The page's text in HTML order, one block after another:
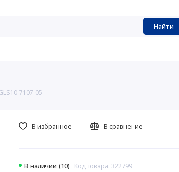
Найти
7107-05
В наличии (10) Код товара: 322799
В избранное В сравнение